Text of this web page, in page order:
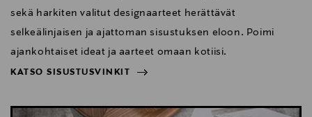
sekä harkiten valitut designaarteet herättävät
selkeälinjaisen ja ajattoman sisustuksen eloon. Poimi
ajankohtaiset ideat ja aarteet omaan kotiisi.
KATSO SISUSTUSVINKIT
KATSO SISUSTUSVINKIT